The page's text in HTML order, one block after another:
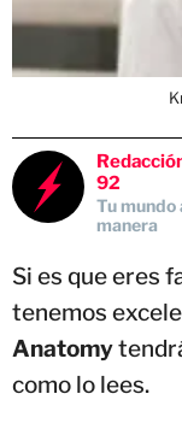
92
Tu mundo
manera
Si es que eres
tenemos
Anatomy
como lo lees.